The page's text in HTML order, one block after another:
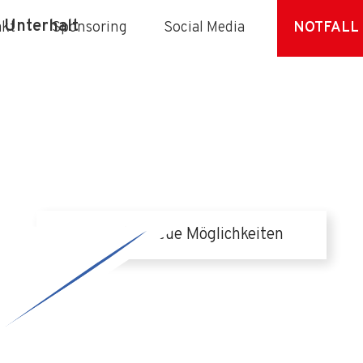
Sponsoring Social Media NOTFALL
Unterhalt
Neues Dach – neue Möglichkeiten